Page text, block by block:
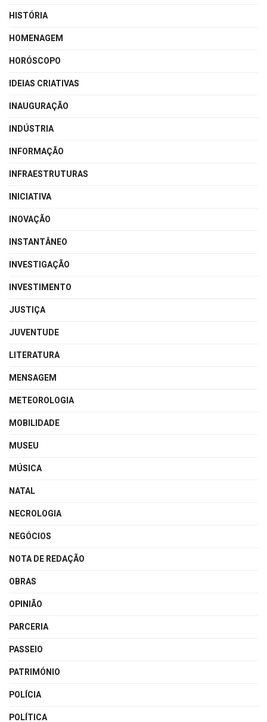
HISTÓRIA
HOMENAGEM
HORÓSCOPO
IDEIAS CRIATIVAS
INAUGURAÇÃO
INDÚSTRIA
INFORMAÇÃO
INFRAESTRUTURAS
INICIATIVA
INOVAÇÃO
INSTANTÂNEO
INVESTIGAÇÃO
INVESTIMENTO
JUSTIÇA
JUVENTUDE
LITERATURA
MENSAGEM
METEOROLOGIA
MOBILIDADE
MUSEU
MÚSICA
NATAL
NECROLOGIA
NEGÓCIOS
NOTA DE REDAÇÃO
OBRAS
OPINIÃO
PARCERIA
PASSEIO
PATRIMÓNIO
POLÍCIA
POLÍTICA